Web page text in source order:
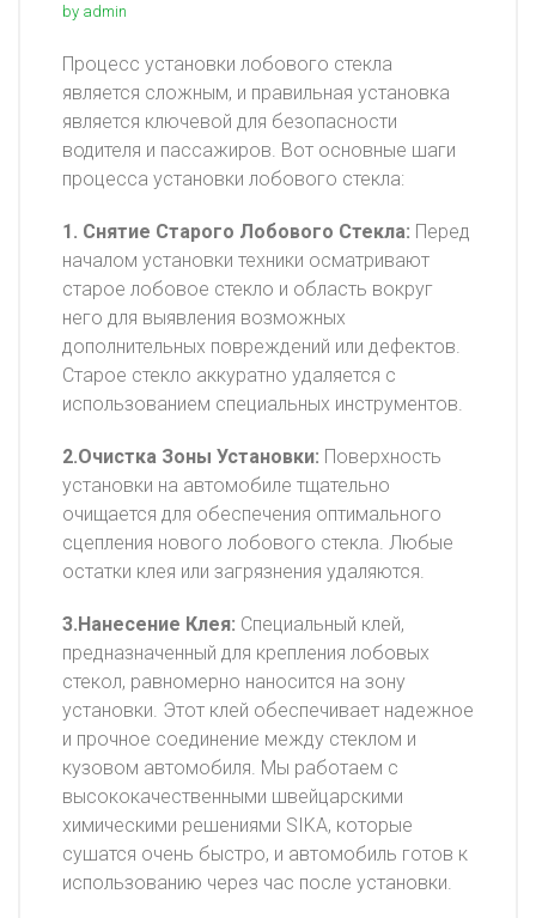
by admin
Процесс установки лобового стекла
является сложным, и правильная установка
является ключевой для безопасности
водителя и пассажиров. Вот основные шаги
процесса установки лобового стекла:
1. Снятие Старого Лобового Стекла: Перед
началом установки техники осматривают
старое лобовое стекло и область вокруг
него для выявления возможных
дополнительных повреждений или дефектов.
Старое стекло аккуратно удаляется с
использованием специальных инструментов.
2.Очистка Зоны Установки: Поверхность
установки на автомобиле тщательно
очищается для обеспечения оптимального
сцепления нового лобового стекла. Любые
остатки клея или загрязнения удаляются.
3.Нанесение Клея: Специальный клей,
предназначенный для крепления лобовых
стекол, равномерно наносится на зону
установки. Этот клей обеспечивает надежное
и прочное соединение между стеклом и
кузовом автомобиля. Мы работаем с
высококачественными швейцарскими
химическими решениями SIKA, которые
сушатся очень быстро, и автомобиль готов к
использованию через час после установки.